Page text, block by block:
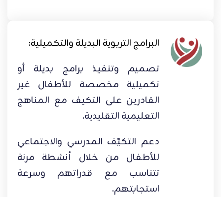
البرامج التربوية البديلة والتكميلية:
تصميم وتنفيذ برامج بديلة أو
تكميلية مخصصة للأطفال غير
القادرين على التكيف مع المناهج
التعليمية التقليدية.
دعم التكيّف المدرسي والاجتماعي
للأطفال من خلال أنشطة مرنة
تتناسب مع قدراتهم وسرعة
استجابتهم.